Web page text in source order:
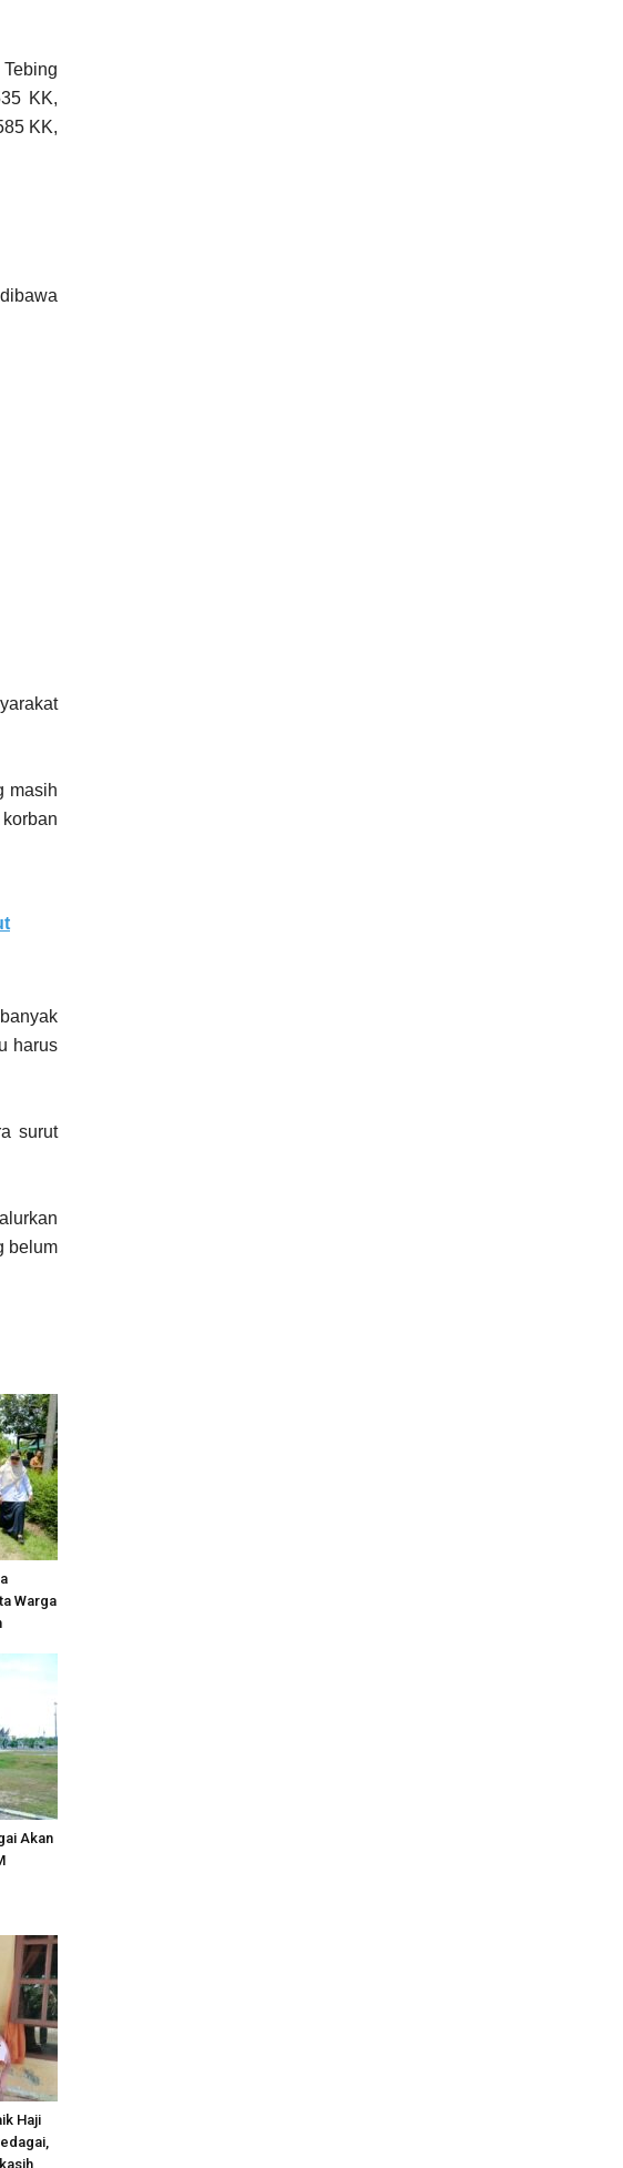
KK,
KK,
masih
harus
surut
belum
Warga
Akan
Haji